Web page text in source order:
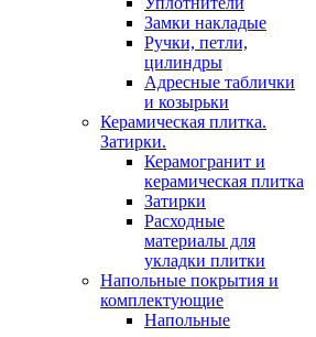
Замки накладые
Ручки, петли,
цилиндры
Адресные таблички
и козырьки
Керамическая плитка.
Затирки.
Керамогранит и
керамическая плитка
Затирки
Расходные
материалы для
укладки плитки
Напольные покрытия и
комплектующие
Напольные